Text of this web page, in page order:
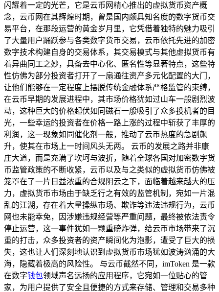
闪耀着一定的光芒，它是云币网精心推出的虚拟货币资产概
念，云币网在其辉煌时期，曾是国内颇具知名度的数字货币交
易平台，在那段运营的黄金岁月里，它凭借着独特的魅力吸引
了大量用户踊跃参与各类数字货币交易，云币依托先进的加密
数字技术构建自身的交易体系，其交易模式与其他虚拟货币有
着异曲同工之妙，具备去中心化、匿名性等显著特点，这些特
性仿佛为部分投资者打开了一扇通往资产多元化配置的大门，
让他们能够在一定程度上摆脱传统金融体系严格监管的束缚，
在云币早期的发展进程中，其市场价格犹如过山车一般剧烈波
动，这种巨大的价格起伏如同磁石一般吸引了众多投机者的目
光，一些幸运的投资者在价格一路上涨的过程中斩获了丰厚的
利润，这一现象如同催化剂一般，推动了云币热度的急剧飙
升，使其在市场上一时间风头无两。 云币的发展之路并非康
庄大道，而是充满了坎坷与波折，随着全球各国对加密数字货
币监管政策的不断收紧，云币以及与之类似的虚拟货币仿佛被
笼罩在了一片日益浓重的合规阴云之下，面临着越来越大的压
力，虚拟货币市场由于缺乏行之有效的监管机制，宛如一片混
乱的江湖，存在着大量操纵市场、欺诈等违法违规行为，云币
网也未能幸免，因涉嫌违规经营等严重问题，最终被依法责令
停止运营，这一事件犹如一颗重磅炸弹，给云币市场带来了沉
重的打击，众多投资者的资产瞬间化为泡影，遭受了巨大的损
失，这也让人们深刻地认识到虚拟货币市场犹如波涛汹涌的大
海，隐藏着极高的风险性。 与云币截然不同，imToken 是一款
在数字钱包领域声名远扬的应用程序，它宛如一位贴心的管
家，为用户提供了安全且便捷的方式来存储、管理和交易多种